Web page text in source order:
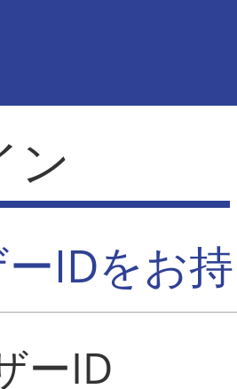
ン
IDをお
ーID